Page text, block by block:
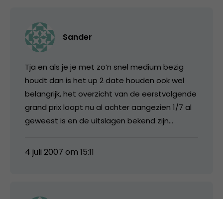
Sander
Tja en als je je met zo’n snel medium bezig
houdt dan is het up 2 date houden ook wel
belangrijk, het overzicht van de eerstvolgende
grand prix loopt nu al achter aangezien 1/7 al
geweest is en de uitslagen bekend zijn…
4 juli 2007 om 15:11